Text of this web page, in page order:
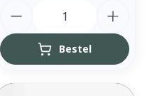
Bestel